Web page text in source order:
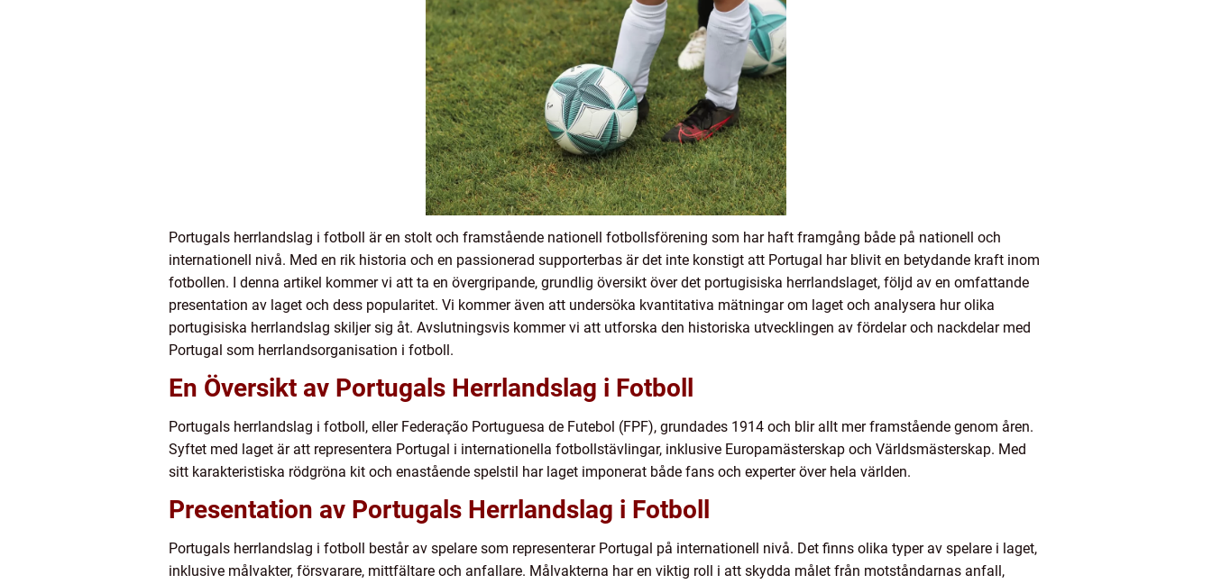
Portugals herrlandslag i fotboll är en stolt och framstående nationell fotbollsförening som har haft framgång både på nationell och
internationell nivå. Med en rik historia och en passionerad supporterbas är det inte konstigt att Portugal har blivit en betydande kraft inom
fotbollen. I denna artikel kommer vi att ta en övergripande, grundlig översikt över det portugisiska herrlandslaget, följd av en omfattande
presentation av laget och dess popularitet. Vi kommer även att undersöka kvantitativa mätningar om laget och analysera hur olika
portugisiska herrlandslag skiljer sig åt. Avslutningsvis kommer vi att utforska den historiska utvecklingen av fördelar och nackdelar med
Portugal som herrlandsorganisation i fotboll.
En Översikt av Portugals Herrlandslag i Fotboll
Portugals herrlandslag i fotboll, eller Federação Portuguesa de Futebol (FPF), grundades 1914 och blir allt mer framstående genom åren.
Syftet med laget är att representera Portugal i internationella fotbollstävlingar, inklusive Europamästerskap och Världsmästerskap. Med
sitt karakteristiska rödgröna kit och enastående spelstil har laget imponerat både fans och experter över hela världen.
Presentation av Portugals Herrlandslag i Fotboll
Portugals herrlandslag i fotboll består av spelare som representerar Portugal på internationell nivå. Det finns olika typer av spelare i laget,
inklusive målvakter, försvarare, mittfältare och anfallare. Målvakterna har en viktig roll i att skydda målet från motståndarnas anfall,